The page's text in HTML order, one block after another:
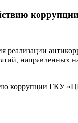
реализации
направленных
коррупции ГКУ